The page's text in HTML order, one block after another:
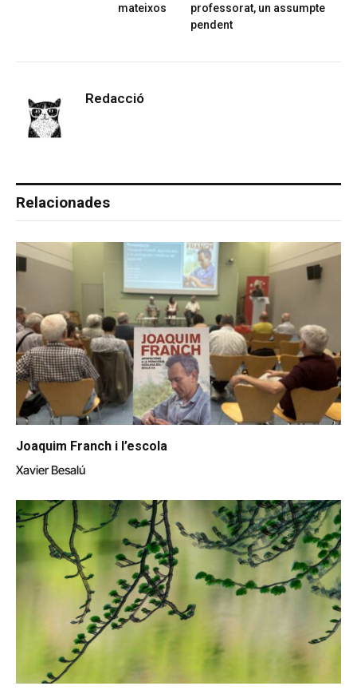
mateixos
professorat, un assumpte
pendent
Redacció
Relacionades
Joaquim Franch i l’escola
Xavier Besalú